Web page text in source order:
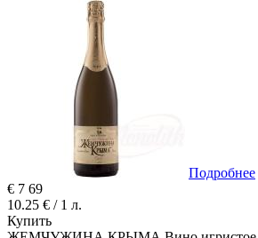
Подробнее
€ 7 69
10.25 € / 1 л.
Купить